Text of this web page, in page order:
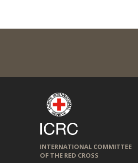
INTERNATIONAL COMMITTEE
OF THE RED CROSS